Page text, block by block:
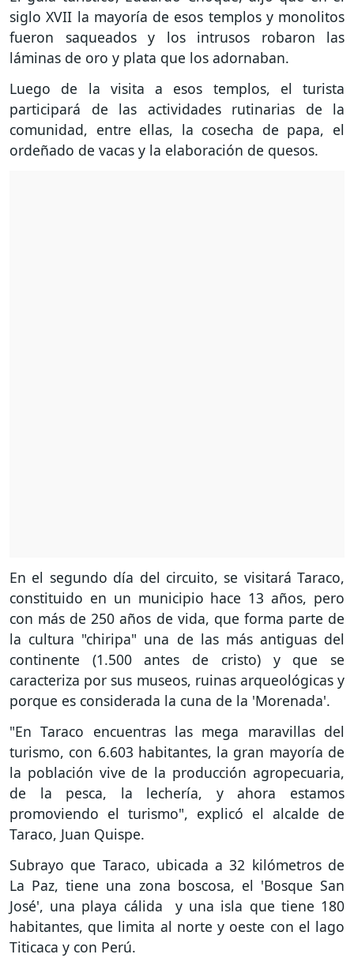
siglo XVII la mayoría de esos templos y monolitos
fueron saqueados y los intrusos robaron las
láminas de oro y plata que los adornaban.
Luego de la visita a esos templos, el turista
participará de las actividades rutinarias de la
comunidad, entre ellas, la cosecha de papa, el
ordeñado de vacas y la elaboración de quesos.
En el segundo día del circuito, se visitará Taraco,
constituido en un municipio hace 13 años, pero
con más de 250 años de vida, que forma parte de
la cultura "chiripa" una de las más antiguas del
continente (1.500 antes de cristo) y que se
caracteriza por sus museos, ruinas arqueológicas y
porque es considerada la cuna de la 'Morenada'.
"En Taraco encuentras las mega maravillas del
turismo, con 6.603 habitantes, la gran mayoría de
la población vive de la producción agropecuaria,
de la pesca, la lechería, y ahora estamos
promoviendo el turismo", explicó el alcalde de
Taraco, Juan Quispe.
Subrayo que Taraco, ubicada a 32 kilómetros de
La Paz, tiene una zona boscosa, el 'Bosque San
José', una playa cálida y una isla que tiene 180
habitantes, que limita al norte y oeste con el lago
Titicaca y con Perú.